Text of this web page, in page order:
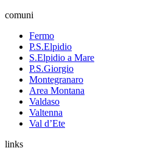
comuni
Fermo
P.S.Elpidio
S.Elpidio a Mare
P.S.Giorgio
Montegranaro
Area Montana
Valdaso
Valtenna
Val d’Ete
links